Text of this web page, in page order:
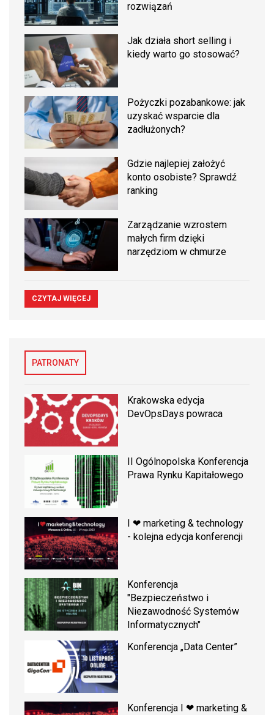
rozwiązań
Jak działa short selling i
kiedy warto go stosować?
Pożyczki pozabankowe: jak
uzyskać wsparcie dla
zadłużonych?
Gdzie najlepiej założyć
konto osobiste? Sprawdź
ranking
Zarządzanie wzrostem
małych firm dzięki
narzędziom w chmurze
CZYTAJ WIĘCEJ
PATRONATY
Krakowska edycja
DevOpsDays powraca
II Ogólnopolska Konferencja
Prawa Rynku Kapitałowego
I ❤ marketing & technology
- kolejna edycja konferencji
Konferencja
"Bezpieczeństwo i
Niezawodność Systemów
Informatycznych"
Konferencja „Data Center”
Konferencja I ❤ marketing &